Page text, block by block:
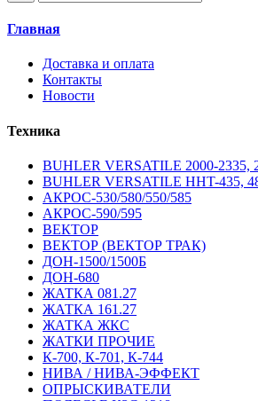
Главная
Доставка и оплата
Контакты
Новости
Техника
BUHLER VERSATILE 2000-2335,
BUHLER VERSATILE HHT-435,
АКРОС-530/580/550/585
АКРОС-590/595
ВЕКТОР
ВЕКТОР (ВЕКТОР ТРАК)
ДОН-1500/1500Б
ДОН-680
ЖАТКА 081.27
ЖАТКА 161.27
ЖАТКА ЖКС
ЖАТКИ ПРОЧИЕ
К-700, К-701, К-744
НИВА / НИВА-ЭФФЕКТ
ОПРЫСКИВАТЕЛИ